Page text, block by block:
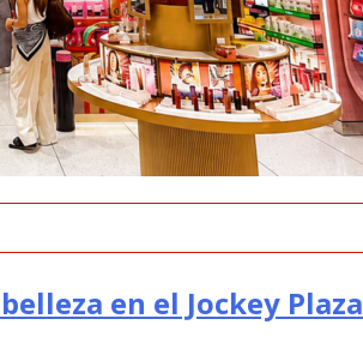
en el Jockey Plaza